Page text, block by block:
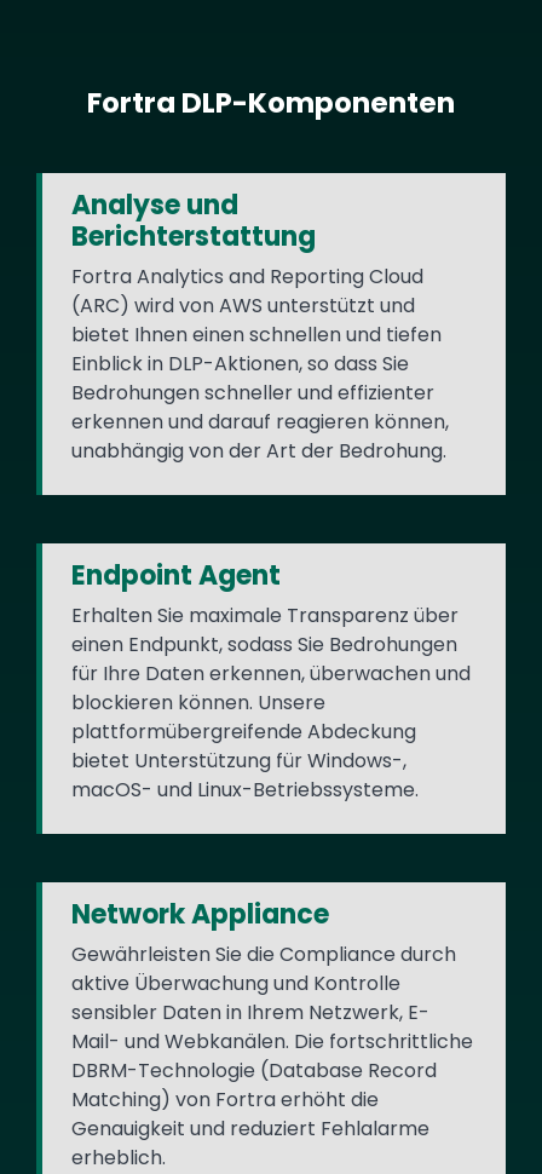
Fortra DLP-Komponenten
Analyse und
Berichterstattung
Fortra Analytics and Reporting Cloud
(ARC) wird von AWS unterstützt und
bietet Ihnen einen schnellen und tiefen
Einblick in DLP-Aktionen, so dass Sie
Bedrohungen schneller und effizienter
erkennen und darauf reagieren können,
unabhängig von der Art der Bedrohung.
Endpoint Agent
Erhalten Sie maximale Transparenz über
einen Endpunkt, sodass Sie Bedrohungen
für Ihre Daten erkennen, überwachen und
blockieren können. Unsere
plattformübergreifende Abdeckung
bietet Unterstützung für Windows-,
macOS- und Linux-Betriebssysteme.
Network Appliance
Gewährleisten Sie die Compliance durch
aktive Überwachung und Kontrolle
sensibler Daten in Ihrem Netzwerk, E-
Mail- und Webkanälen. Die fortschrittliche
DBRM-Technologie (Database Record
Matching) von Fortra erhöht die
Genauigkeit und reduziert Fehlalarme
erheblich.